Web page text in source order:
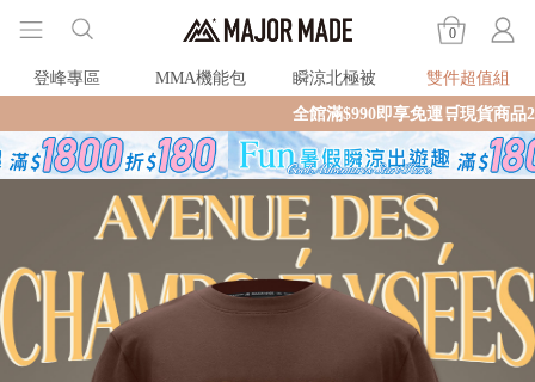
0
登峰專區 MMA機能包 瞬涼北極被
雙件超值組
全館滿$990即享免運🛒現貨商品2個工作